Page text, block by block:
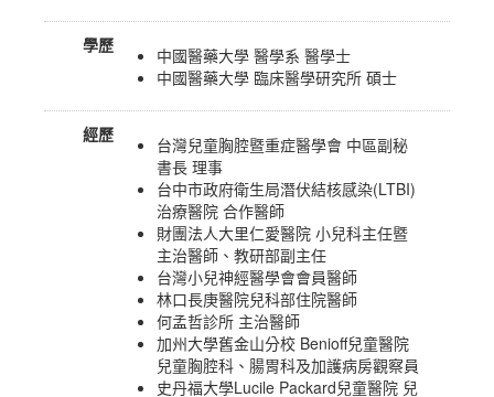
學歷
中國醫藥大學 醫學系 醫學士
中國醫藥大學 臨床醫學研究所 碩士
經歷
台灣兒童胸腔暨重症醫學會 中區副秘
書長 理事
台中市政府衛生局潛伏結核感染(LTBI)
治療醫院 合作醫師
財團法人大里仁愛醫院 小兒科主任暨
主治醫師、教研部副主任
台灣小兒神經醫學會會員醫師
林口長庚醫院兒科部住院醫師
何孟哲診所 主治醫師
加州大學舊金山分校 Benioff兒童醫院
兒童胸腔科、腸胃科及加護病房觀察員
史丹福大學Lucile Packard兒童醫院 兒